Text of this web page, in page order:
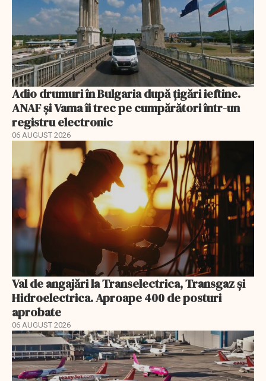
Adio drumuri în Bulgaria după țigări ieftine.
ANAF și Vama îi trec pe cumpărători într-un
registru electronic
06 AUGUST 2026
Val de angajări la Transelectrica, Transgaz și
Hidroelectrica. Aproape 400 de posturi
aprobate
06 AUGUST 2026